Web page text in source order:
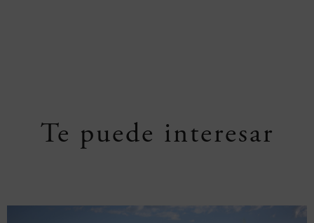
Te puede interesar